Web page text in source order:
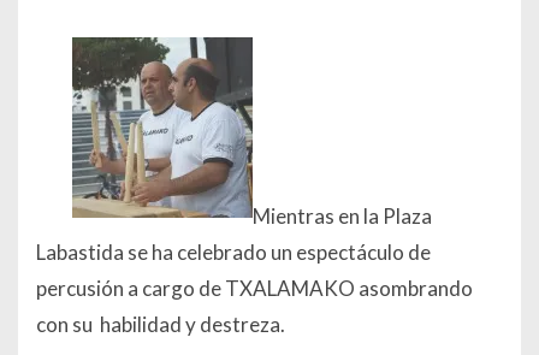
Mientras en la Plaza
Labastida se ha celebrado un espectáculo de
percusión a cargo de TXALAMAKO asombrando
con su habilidad y destreza.